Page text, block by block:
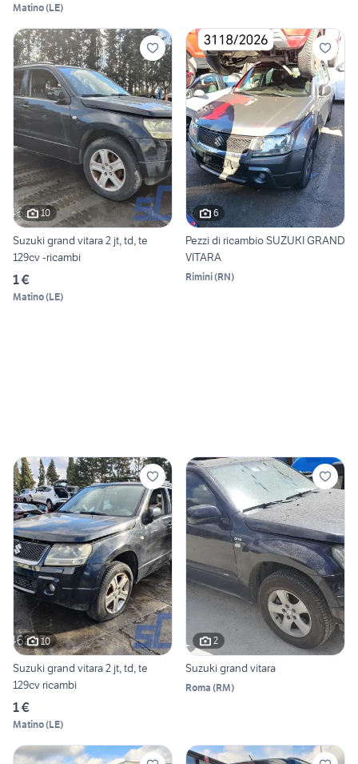
Matino(LE)
10
Suzuki grand vitara 2 jt, td, te
129cv -ricambi
1 €
Matino(LE)
6
Pezzi di ricambio SUZUKI GRAND
VITARA
Rimini(RN)
10
Suzuki grand vitara 2 jt, td, te
129cv ricambi
1 €
Matino(LE)
2
Suzuki grand vitara
Roma (RM)